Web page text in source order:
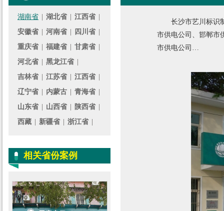
湖南省 湖北省 江西省
安徽省
河南省 四川省
重庆省
福建省 甘肃省
河北省
黑龙江省
吉林省
江苏省 江西省
辽宁省
内蒙古 青海省
山东省
山西省 陕西省
西藏
新疆省 浙江省
相关省份案例
长沙市艺川标识
市供电公司、邯郸市
市供电公司…